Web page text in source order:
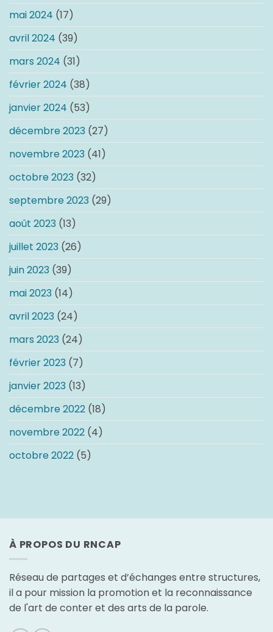
mai 2024 (17)
avril 2024 (39)
mars 2024 (31)
février 2024 (38)
janvier 2024 (53)
décembre 2023 (27)
novembre 2023 (41)
octobre 2023 (32)
septembre 2023 (29)
août 2023 (13)
juillet 2023 (26)
juin 2023 (39)
mai 2023 (14)
avril 2023 (24)
mars 2023 (24)
février 2023 (7)
janvier 2023 (13)
décembre 2022 (18)
novembre 2022 (4)
octobre 2022 (5)
À PROPOS DU RNCAP
Réseau de partages et d’échanges entre structures,
il a pour mission la promotion et la reconnaissance
de l'art de conter et des arts de la parole.